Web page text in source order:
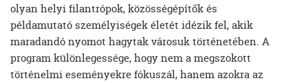
olyan helyi filantrópok, közösségépítők és
példamutató személyiségek életét idézik fel, akik
maradandó nyomot hagytak városuk történetében. A
program különlegessége, hogy nem a megszokott
történelmi eseményekre fókuszál, hanem azokra az